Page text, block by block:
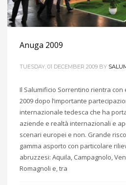
Anuga 2009
TUESDAY, 01 DECEMBER 2009 BY
Il Salumificio Sorrentino rientra con
2009 dopo l’importante
internazionale tedesca che ha
aziende e realtà internazionali e
scenari europei e non. Grande
gamma asporto con particolare
abruzzesi: Aquila, Campagnolo,
Romagnoli e, tra